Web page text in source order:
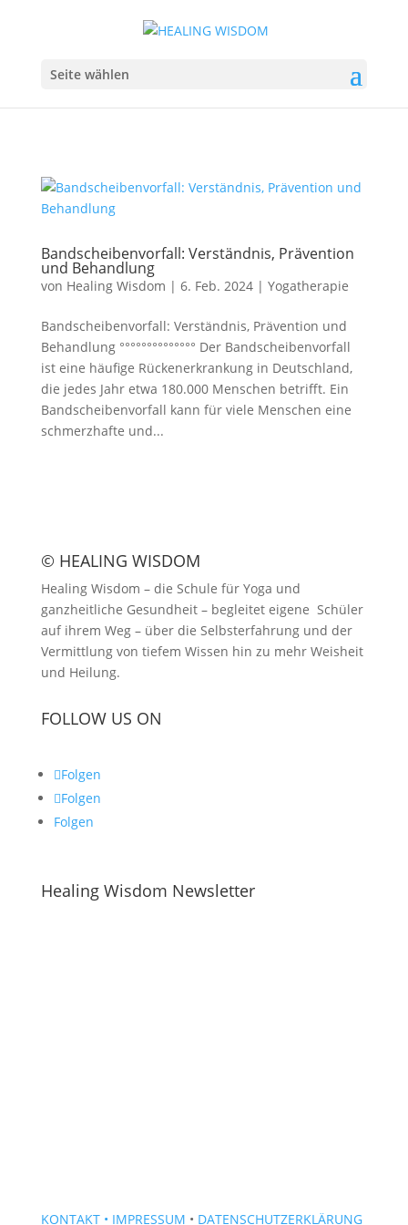
Seite wählen
Bandscheibenvorfall: Verständnis, Prävention
und Behandlung
von Healing Wisdom | 6. Feb. 2024| Yogatherapie
Bandscheibenvorfall: Verständnis, Prävention und
Behandlung °°°°°°°°°°°°°° Der Bandscheibenvorfall
ist eine häufige Rückenerkrankung in Deutschland,
die jedes Jahr etwa 180.000 Menschen betrifft. Ein
Bandscheibenvorfall kann für viele Menschen eine
schmerzhafte und...
© HEALING WISDOM
Healing Wisdom – die Schule für Yoga und
ganzheitliche Gesundheit – begleitet eigene Schüler
auf ihrem Weg – über die Selbsterfahrung und der
Vermittlung von tiefem Wissen hin zu mehr Weisheit
und Heilung.
FOLLOW US ON
Folgen
Folgen
Folgen
Healing Wisdom Newsletter
KONTAKT • IMPRESSUM • DATENSCHUTZERKLÄRUNG